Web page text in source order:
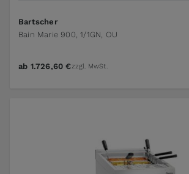
Bartscher
Bain Marie 900, 1/1GN, OU
ab 1.726,60 €zzgl. MwSt.